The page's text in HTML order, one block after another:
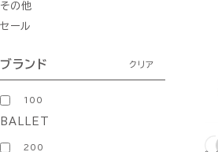
その他
セール
ブランド クリア
100
BALLET
200